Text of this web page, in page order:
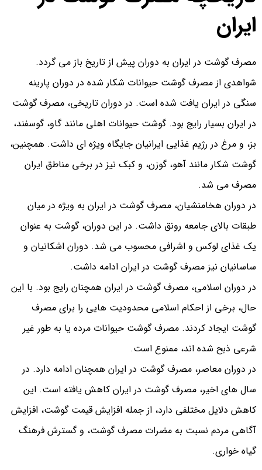
ایران
مصرف گوشت در ایران به دوران پیش از تاریخ باز می گردد.
شواهدی از مصرف گوشت حیوانات شکار شده در دوران پارینه
سنگی در ایران یافت شده است. در دوران تاریخی، مصرف گوشت
در ایران بسیار رایج بود. گوشت حیوانات اهلی مانند گاو، گوسفند،
بز، و مرغ در رژیم غذایی ایرانیان جایگاه ویژه ای داشت. همچنین،
گوشت شکار مانند آهو، گوزن، و کبک نیز در برخی مناطق ایران
مصرف می شد.
در دوران هخامنشیان، مصرف گوشت در ایران به ویژه در میان
طبقات بالای جامعه رونق داشت. در این دوران، گوشت به عنوان
یک غذای لوکس و اشرافی محسوب می شد. دوران اشکانیان و
ساسانیان نیز مصرف گوشت در ایران ادامه داشت.
در دوران اسلامی، مصرف گوشت در ایران همچنان رایج بود. با این
حال، برخی از احکام اسلامی محدودیت هایی را برای مصرف
گوشت ایجاد کردند. مصرف گوشت حیوانات مرده یا به طور غیر
شرعی ذبح شده اند، ممنوع است.
در دوران معاصر، مصرف گوشت در ایران همچنان ادامه دارد. در
سال های اخیر، مصرف گوشت در ایران کاهش یافته است. این
کاهش دلایل مختلفی دارد، از جمله افزایش قیمت گوشت، افزایش
آگاهی مردم نسبت به مضرات مصرف گوشت، و گسترش فرهنگ
گیاه خواری.